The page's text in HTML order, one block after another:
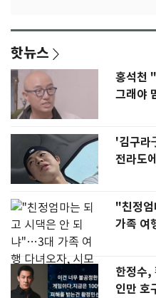
핫뉴스
홍석천
그래야
'김구라
전라도
"친정
가족 여
한정수,
인만 호